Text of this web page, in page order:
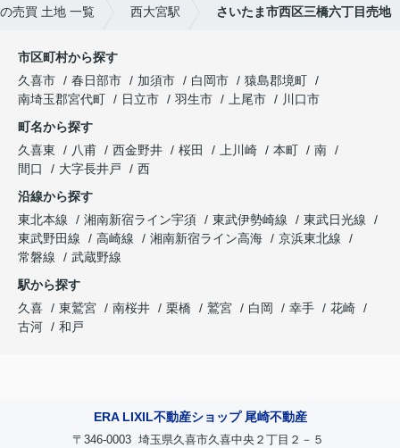
売買 土地 一覧 西大宮駅 さいたま市西区三橋六丁目売地
市区町村から探す
久喜市
春日部市 加須市 白岡市
猿島郡境町
南埼玉郡宮代町
日立市 羽生市 上尾市
川口市
町名から探す
久喜東
八甫 西金野井 桜田 上川崎 本町
南
間口
大字長井戸
西
沿線から探す
東北本線
湘南新宿ライン宇須 東武伊勢崎線
東武日光線
東武野田線
高崎線 湘南新宿ライン高海
京浜東北線
常磐線
武蔵野線
駅から探す
久喜
東鷲宮 南桜井 栗橋 鷲宮 白岡 幸手
花崎
古河
和戸
ERA LIXIL不動産ショップ 尾崎不動産
〒346-0003 埼玉県久喜市久喜中央２丁目２－５